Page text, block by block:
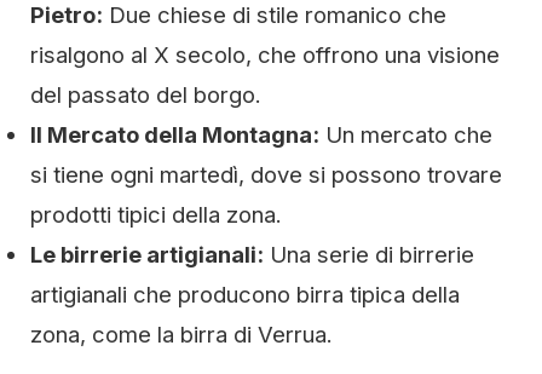
Pietro: Due chiese di stile romanico che
risalgono al X secolo, che offrono una visione
del passato del borgo.
Il Mercato della Montagna: Un mercato che
si tiene ogni martedì, dove si possono trovare
prodotti tipici della zona.
Le birrerie artigianali: Una serie di birrerie
artigianali che producono birra tipica della
zona, come la birra di Verrua.